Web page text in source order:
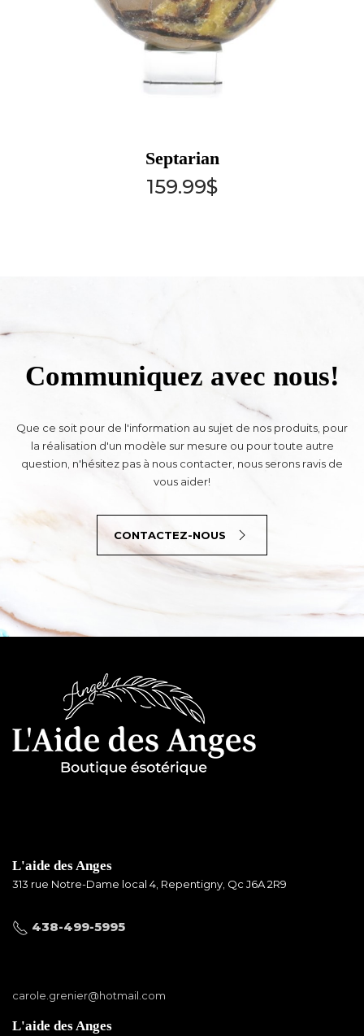
Septarian
159.99$
Communiquez avec nous!
Que ce soit pour de l'information au sujet de nos produits, pour
la réalisation d'un modèle sur mesure ou pour toute autre
question, n'hésitez pas à nous contacter, nous serons ravis de
vous aider!
CONTACTEZ-NOUS
L'aide des Anges
313 rue Notre-Dame local 4, Repentigny, Qc J6A 2R9
438-499-5995
carole.grenier@hotmail.com
L'aide des Anges